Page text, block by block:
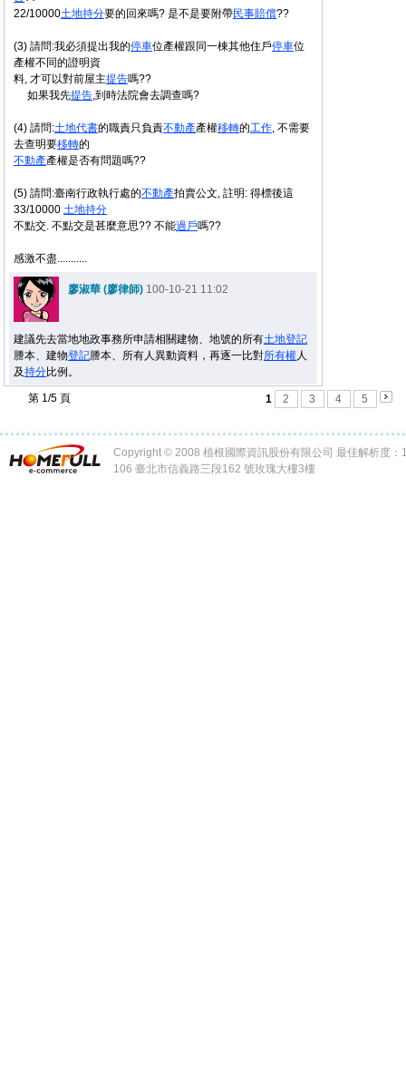
22/10000土地持分要的回來嗎? 是不是要附帶民事賠償??
(3) 請問:我必須提出我的停車位產權跟同一棟其他住戶停車位
產權不同的證明資
料, 才可以對前屋主提告嗎??
如果我先提告,到時法院會去調查嗎?
(4) 請問:土地代書的職責只負責不動產產權移轉的工作, 不需要
去查明要移轉的
不動產產權是否有問題嗎??
(5) 請問:臺南行政執行處的不動產拍賣公文, 註明: 得標後這
33/10000 土地持分
不點交. 不點交是甚麼意思?? 不能過戶嗎??
感激不盡...........
廖淑華 (廖律師) 100-10-21 11:02
建議先去當地地政事務所申請相關建物、地號的所有土地登記
謄本、建物登記謄本、所有人異動資料，再逐一比對所有權人
及持分比例。
第 1/5 頁 1 2 3 4 5
Copyright © 2008 植根國際資訊股份有限公司 最佳解析度：
106 臺北市信義路三段162 號玫瑰大樓3樓